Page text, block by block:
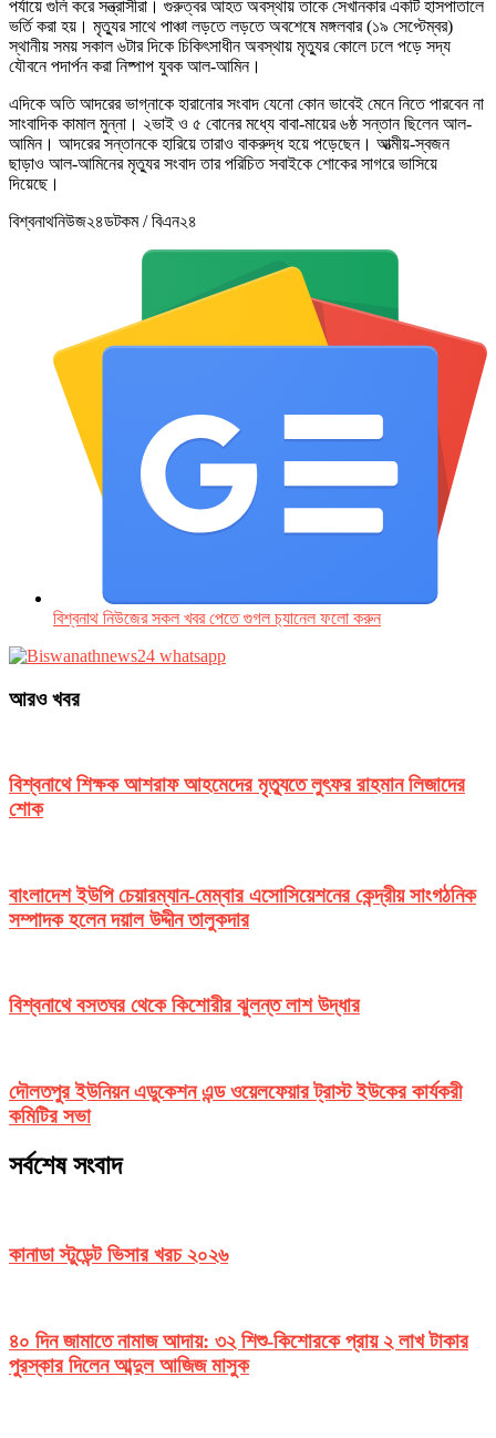
পর্যায়ে গুলি করে সন্ত্রাসীরা। গুরুত্বর আহত অবস্থায় তাকে সেখানকার একটি হাসপাতালে
ভর্তি করা হয়। মৃত্যুর সাথে পাঞ্চা লড়তে লড়তে অবশেষে মঙ্গলবার (১৯ সেপ্টেম্বর)
স্থানীয় সময় সকাল ৬টার দিকে চিকিৎসাধীন অবস্থায় মৃত্যুর কোলে ঢলে পড়ে সদ্য
যৌবনে পদার্পন করা নিষ্পাপ যুবক আল-আমিন।
এদিকে অতি আদরের ভাগ্নাকে হারানোর সংবাদ যেনো কোন ভাবেই মেনে নিতে পারবেন না
সাংবাদিক কামাল মুন্না। ২ভাই ও ৫ বোনের মধ্যে বাবা-মায়ের ৬ষ্ঠ সন্তান ছিলেন আল-
আমিন। আদরের সন্তানকে হারিয়ে তারাও বাকরুদ্ধ হয়ে পড়েছেন। আত্মীয়-স্বজন
ছাড়াও আল-আমিনের মৃত্যুর সংবাদ তার পরিচিত সবাইকে শোকের সাগরে ভাসিয়ে
দিয়েছে।
বিশ্বনাথনিউজ২৪ডটকম / বিএন২৪
বিশ্বনাথ নিউজের সকল খবর পেতে গুগল চ‌্যানেল ফলো করুন
আরও খবর
বিশ্বনাথে শিক্ষক আশরাফ আহমেদের মৃত্যুতে লুৎফর রাহমান লিজাদের
শোক
বাংলাদেশ ইউপি চেয়ারম্যান-মেম্বার এসোসিয়েশনের কেন্দ্রীয় সাংগঠনিক
সম্পাদক হলেন দয়াল উদ্দীন তালুকদার
বিশ্বনাথে বসতঘর থেকে কিশোরীর ঝুলন্ত লাশ উদ্ধার
দৌলতপুর ইউনিয়ন এডুকেশন এন্ড ওয়েলফেয়ার ট্রাস্ট ইউকের কার্যকরী
কমিটির সভা
সর্বশেষ সংবাদ
কানাডা স্টুডেন্ট ভিসার খরচ ২০২৬
৪০ দিন জামাতে নামাজ আদায়: ৩২ শিশু-কিশোরকে প্রায় ২ লাখ টাকার
পুরস্কার দিলেন আব্দুল আজিজ মাসুক